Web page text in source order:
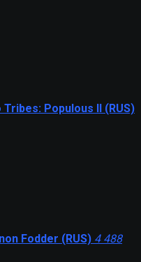
Tribes: Populous II (RUS)
Fodder (RUS) 4 488